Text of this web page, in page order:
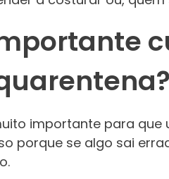
importante para
porque se algo sai